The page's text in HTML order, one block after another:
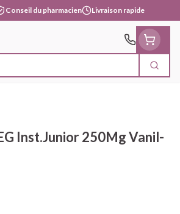
Conseil du pharmacien Livraison rapide
Inst.Junior 250Mg Vanil-